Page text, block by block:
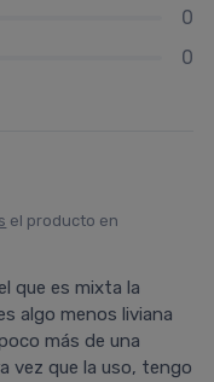
0
0
el producto en
que es mixta la
algo menos liviana
más de una
vez que la uso, tengo